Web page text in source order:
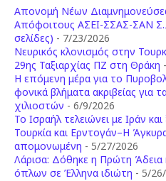
Απονομή Νέων
Απόφοιτους ΑΣΕΙ-ΣΣΑΣ-ΣΑΝ
σελίδες) - 7/23/2026
Νευρικός κλονισμός στην
29ης Ταξιαρχίας ΠΖ στη Θράκη
Η επόμενη μέρα για το
φονικά βλήματα ακριβείας για
χιλιοστών - 6/9/2026
Το Ισραήλ τελειώνει με Ιράν
Τουρκία και Ερντογάν–Η
απομονωμένη - 5/27/2026
Λάρισα: Δόθηκε η Πρώτη
όπλων σε Έλληνα ιδιώτη - 5/